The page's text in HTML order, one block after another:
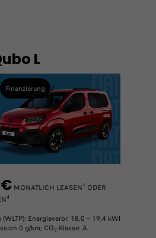
L
Finanzierung
MONATLICH LEASEN1 ODER
4
Energieverbr. 18,0 – 19,4 kWh/100
0 g/km; CO2-Klasse: A.